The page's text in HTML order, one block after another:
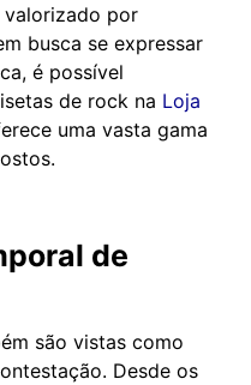
valorizado por
busca se expressar
é possível
de rock na Loja
uma vasta gama
de
são vistas como
Desde os